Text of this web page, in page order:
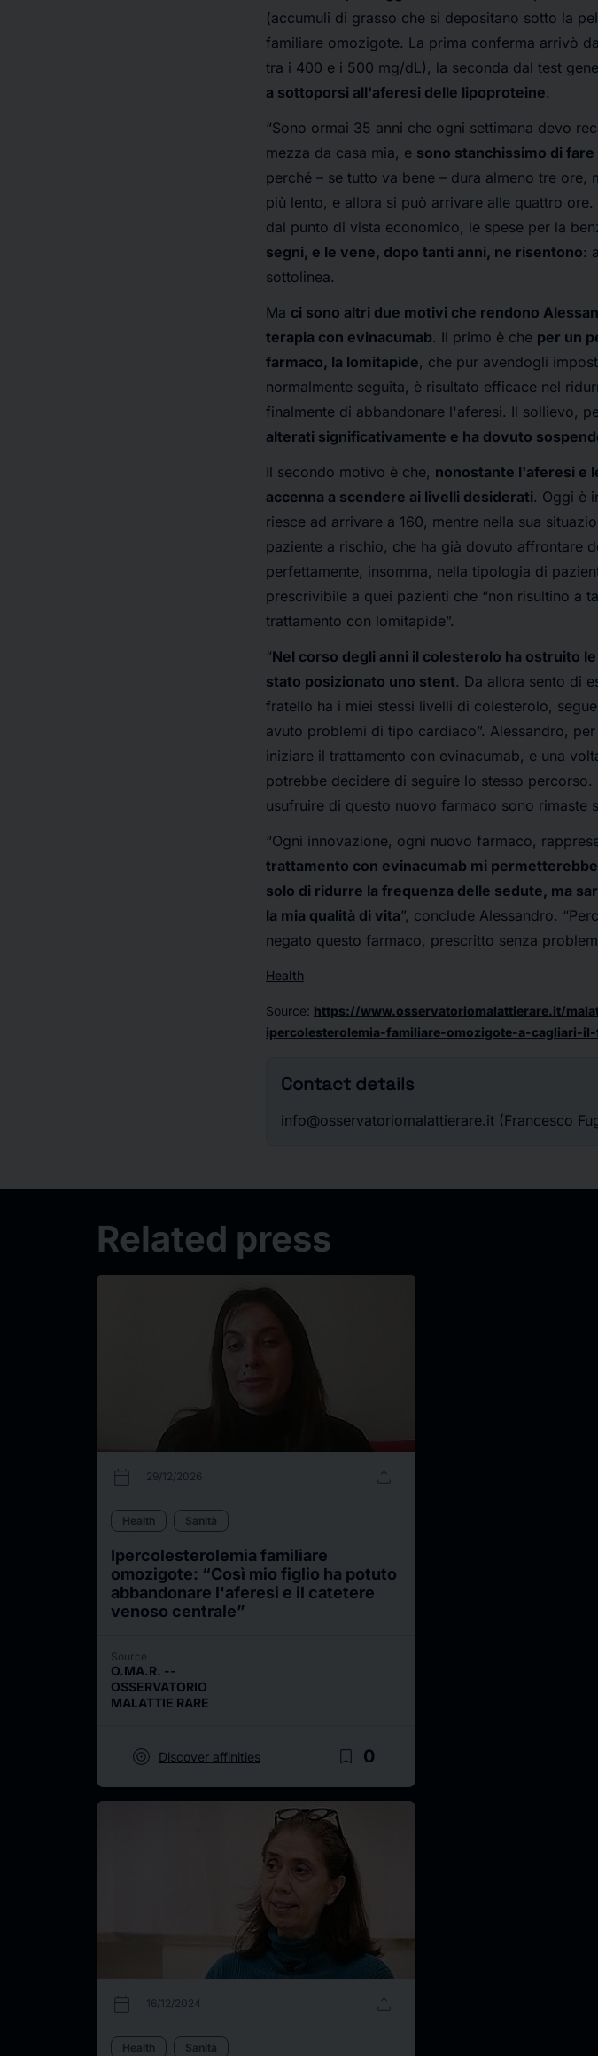
(accumuli di grasso che si depositano sotto la
familiare omozigote. La prima conferma arrivò
tra i 400 e i 500 mg/dL), la seconda dal test
a sottoporsi all'aferesi delle lipoproteine.
“Sono ormai 35 anni che ogni settimana devo
mezza da casa mia, e sono stanchissimo di
perché – se tutto va bene – dura almeno tre
più lento, e allora si può arrivare alle quattro
dal punto di vista economico, le spese per la
segni, e le vene, dopo tanti anni, ne risentono:
sottolinea.
Ma ci sono altri due motivi che rendono
terapia con evinacumab. Il primo è che per un
farmaco, la lomitapide, che pur avendogli
normalmente seguita, è risultato efficace nel
finalmente di abbandonare l'aferesi. Il sollievo,
alterati significativamente e ha dovuto
Il secondo motivo è che, nonostante l'aferesi e
accenna a scendere ai livelli desiderati. Oggi è
riesce ad arrivare a 160, mentre nella sua
paziente a rischio, che ha già dovuto affrontare
perfettamente, insomma, nella tipologia di
prescrivibile a quei pazienti che “non risultino a
trattamento con lomitapide”.
“Nel corso degli anni il colesterolo ha ostruito
stato posizionato uno stent. Da allora sento di
fratello ha i miei stessi livelli di colesterolo,
avuto problemi di tipo cardiaco”. Alessandro,
iniziare il trattamento con evinacumab, e una
potrebbe decidere di seguire lo stesso
usufruire di questo nuovo farmaco sono rimaste
“Ogni innovazione, ogni nuovo farmaco,
trattamento con evinacumab mi
solo di ridurre la frequenza delle sedute, ma
la mia qualità di vita”, conclude Alessandro.
negato questo farmaco, prescritto senza
Health
Source: https://www.osservatoriomalattierare.it/
ipercolesterolemia-familiare-omozigote-a-cagliari-
Contact details
info@osservatoriomalattierare.it (Francesco
Related press
calendar_today 29/12/2026 upload
Health Sanità
Ipercolesterolemia familiare
omozigote: “Così mio figlio ha potuto
abbandonare l'aferesi e il catetere
venoso centrale”
Source
O.MA.R. --
OSSERVATORIO
MALATTIE RARE
target Discover affinities bookmark_border 0
calendar_today 16/12/2024 upload
Health Sanità